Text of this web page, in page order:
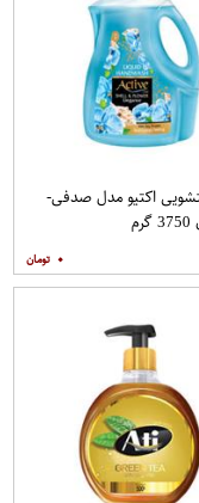
اکتیو مدل صدفی-
۰